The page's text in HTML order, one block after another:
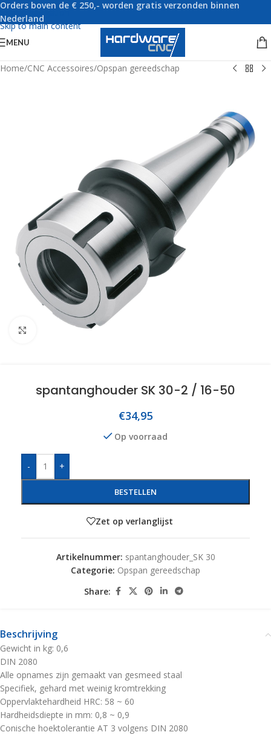
Skip to navigation
Skip to main content
Orders boven de € 250,- worden gratis verzonden binnen
Nederland
MENU
Home/CNC Accessoires/Opspan gereedschap
Click to enlarge
spantanghouder SK 30-2 / 16-50
€34,95
Op voorraad
- +
BESTELLEN
Zet op verlanglijst
Artikelnummer: spantanghouder_SK 30
Categorie: Opspan gereedschap
Share:
Beschrijving
Gewicht in kg: 0,6
DIN 2080
Alle opnames zijn gemaakt van gesmeed staal
Specifiek, gehard met weinig kromtrekking
Oppervlaktehardheid HRC: 58 ~ 60
Hardheidsdiepte in mm: 0,8 ~ 0,9
Conische hoektolerantie AT 3 volgens DIN 2080